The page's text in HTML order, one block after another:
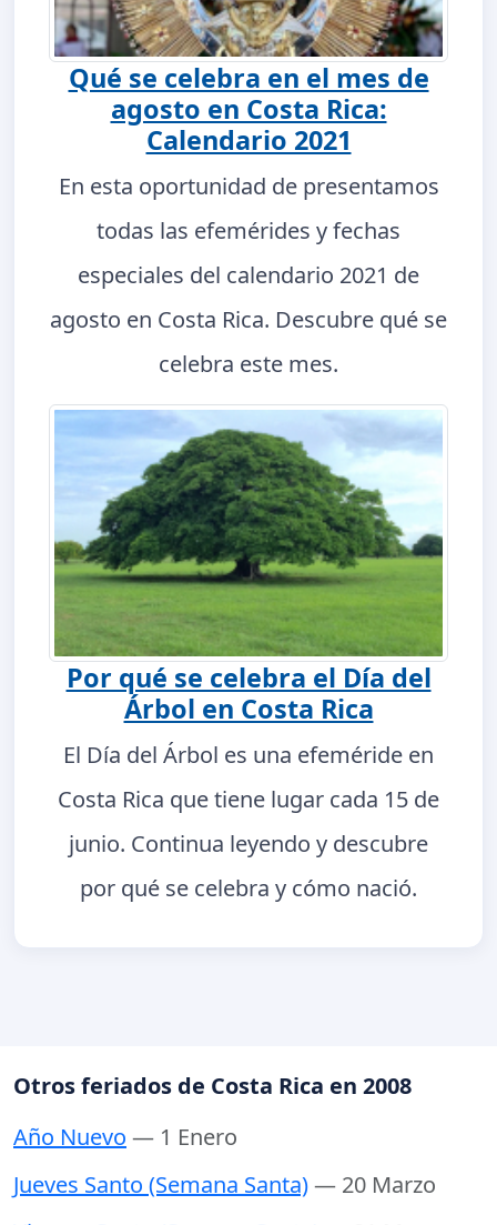
Qué se celebra en el mes de
agosto en Costa Rica:
Calendario 2021
En esta oportunidad de presentamos
todas las efemérides y fechas
especiales del calendario 2021 de
agosto en Costa Rica. Descubre qué se
celebra este mes.
Por qué se celebra el Día del
Árbol en Costa Rica
El Día del Árbol es una efeméride en
Costa Rica que tiene lugar cada 15 de
junio. Continua leyendo y descubre
por qué se celebra y cómo nació.
Otros feriados de Costa Rica en 2008
Año Nuevo — 1 Enero
Jueves Santo (Semana Santa)— 20 Marzo